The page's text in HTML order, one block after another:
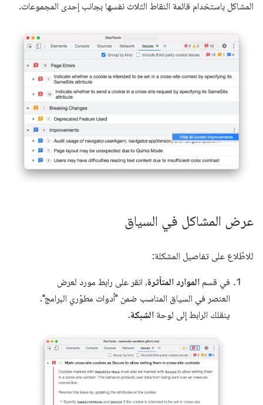
المشاكل باستخدام قائمة النقاط الثلاث نفسها بجانب إحدى المجموعات.
عرض المشاكل في السياق
للاطّلاع على تفاصيل المشكلة:
في قسم الموارد المتأثرة، انقر على رابط مورد لعرض
العنصر في السياق المناسب ضمن "أدوات مطوّري البرامج".
ينقلك الرابط إلى لوحة الشبكة.